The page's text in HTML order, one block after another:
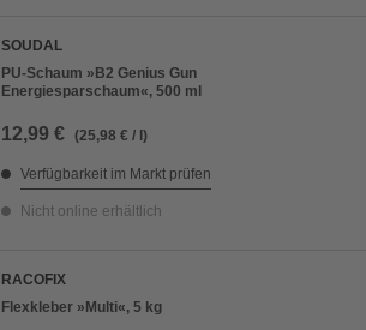
SOUDAL
PU-Schaum »B2 Genius Gun
Energiesparschaum«, 500 ml
12,99 € (25,98 € / l)
Verfügbarkeit im Markt prüfen
Nicht online erhältlich
RACOFIX
Flexkleber »Multi«, 5 kg